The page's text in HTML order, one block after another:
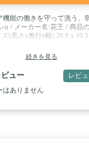
機能の働きを守って洗う。
u / メーカー名:花王 / 商品
(高さx奥行x幅):20.9 x 10.3
続きを見る
ュー レビ
はありません